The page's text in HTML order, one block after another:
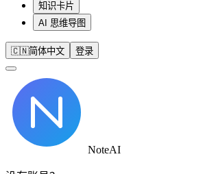
知识卡片
AI 思维导图
🇨🇳简体中文 登录
NoteAI